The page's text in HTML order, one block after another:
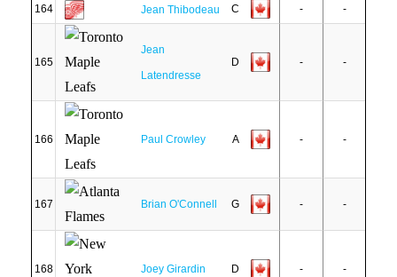
164 Jean Thibodeau C - -
165
Jean
Latendresse
D - -
166 Paul Crowley A - -
167 Brian O'Connell G - -
168 Joey Girardin D - -